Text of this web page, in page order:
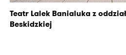
Teatr Lalek Banialuka z
Beskidzkiej